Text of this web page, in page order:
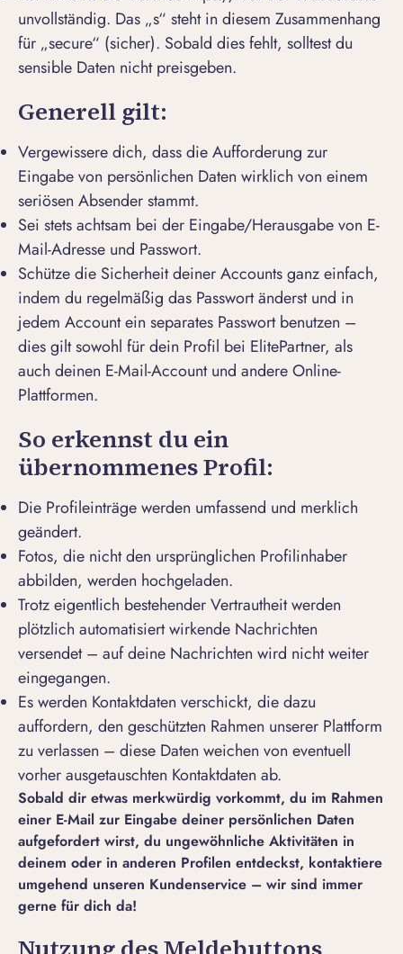
unvollständig. Das „s“ steht in diesem Zusammenhang
für „secure“ (sicher). Sobald dies fehlt, solltest du
sensible Daten nicht preisgeben.
Generell gilt:
Vergewissere dich, dass die Aufforderung zur
Eingabe von persönlichen Daten wirklich von einem
seriösen Absender stammt.
Sei stets achtsam bei der Eingabe/Herausgabe von E-
Mail-Adresse und Passwort.
Schütze die Sicherheit deiner Accounts ganz einfach,
indem du regelmäßig das Passwort änderst und in
jedem Account ein separates Passwort benutzen –
dies gilt sowohl für dein Profil bei ElitePartner, als
auch deinen E-Mail-Account und andere Online-
Plattformen.
So erkennst du ein
übernommenes Profil:
Die Profileinträge werden umfassend und merklich
geändert.
Fotos, die nicht den ursprünglichen Profilinhaber
abbilden, werden hochgeladen.
Trotz eigentlich bestehender Vertrautheit werden
plötzlich automatisiert wirkende Nachrichten
versendet – auf deine Nachrichten wird nicht weiter
eingegangen.
Es werden Kontaktdaten verschickt, die dazu
auffordern, den geschützten Rahmen unserer Plattform
zu verlassen – diese Daten weichen von eventuell
vorher ausgetauschten Kontaktdaten ab.
Sobald dir etwas merkwürdig vorkommt, du im Rahmen
einer E-Mail zur Eingabe deiner persönlichen Daten
aufgefordert wirst, du ungewöhnliche Aktivitäten in
deinem oder in anderen Profilen entdeckst, kontaktiere
umgehend unseren Kundenservice – wir sind immer
gerne für dich da!